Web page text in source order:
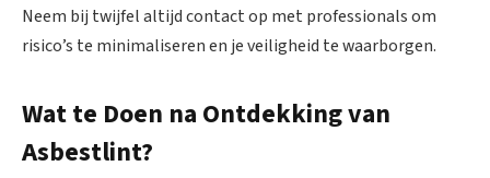
Neem bij twijfel altijd contact op met professionals om
risico’s te minimaliseren en je veiligheid te waarborgen.
Wat te Doen na Ontdekking van
Asbestlint?